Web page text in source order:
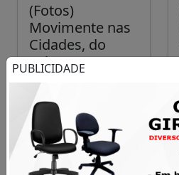
PUBLICIDADE
(Fotos)
Movimente nas
Cidades, do
Sebrae DF,
reúne
empreendedore
s e celebra
protagonismo
feminino em
Santa Maria